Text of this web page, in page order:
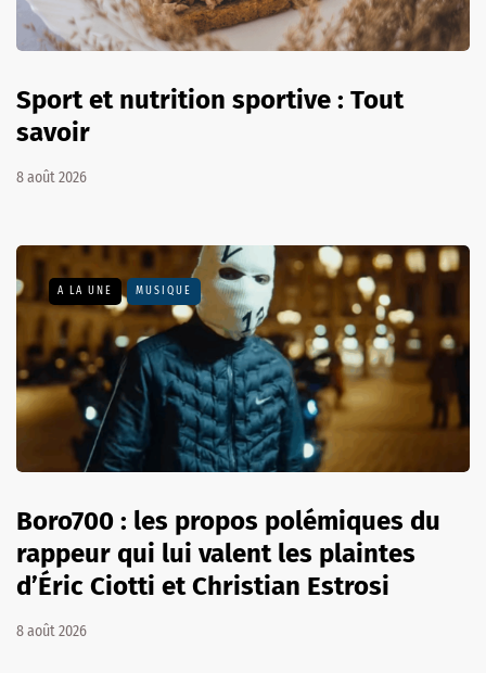
Sport et nutrition sportive : Tout
savoir
8 août 2026
A LA UNE MUSIQUE
Boro700 : les propos polémiques du
rappeur qui lui valent les plaintes
d’Éric Ciotti et Christian Estrosi
8 août 2026